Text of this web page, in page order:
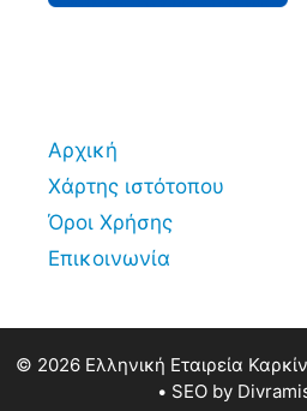
Αρχική
Χάρτης ιστότοπου
Όροι Χρήσης
Επικοινωνία
© 2026 Ελληνική Εταιρεία
• SEO by